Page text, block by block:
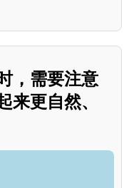
，需要注意
来更自然、